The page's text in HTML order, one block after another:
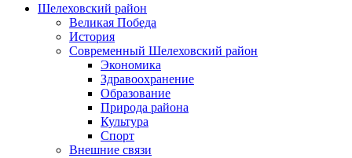
Шелеховский район
Великая Победа
История
Современный Шелеховский район
Экономика
Здравоохранение
Образование
Природа района
Культура
Спорт
Внешние связи